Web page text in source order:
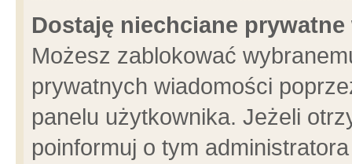
Dostaję niechciane
Możesz zablokować
prywatnych wiadomości
panelu użytkownika. Jeżeli
poinformuj o tym